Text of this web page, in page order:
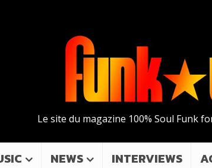
Le site du magazine 100% Soul Funk
NEWS INTERVIEWS